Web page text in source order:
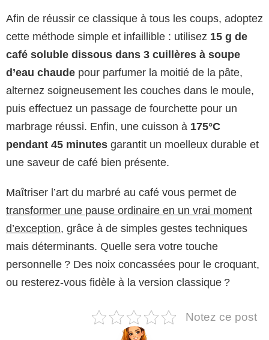
Afin de réussir ce classique à tous les coups, adoptez
cette méthode simple et infaillible : utilisez 15 g de
café soluble dissous dans 3 cuillères à soupe
d’eau chaude pour parfumer la moitié de la pâte,
alternez soigneusement les couches dans le moule,
puis effectuez un passage de fourchette pour un
marbrage réussi. Enfin, une cuisson à 175°C
pendant 45 minutes garantit un moelleux durable et
une saveur de café bien présente.
Maîtriser l’art du marbré au café vous permet de
transformer une pause ordinaire en un vrai moment
d’exception, grâce à de simples gestes techniques
mais déterminants. Quelle sera votre touche
personnelle ? Des noix concassées pour le croquant,
ou resterez-vous fidèle à la version classique ?
Notez ce post